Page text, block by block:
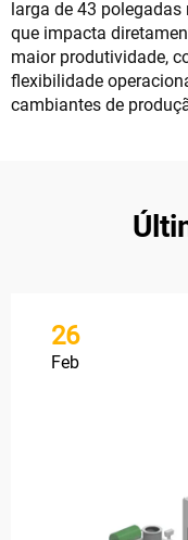
larga de 43
que impacta
maior produtividade,
flexibilidade
cambiantes de
26
Feb